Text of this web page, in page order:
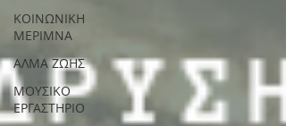
ΚΟΙΝΩΝΙΚΗ
ΜΕΡΙΜΝΑ
ΑΛΜΑ ΖΩΗΣ
ΜΟΥΣΙΚΟ
ΕΡΓΑΣΤΗΡΙΟ